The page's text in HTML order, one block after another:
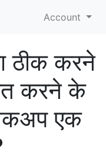
Account
ठीक करने
करने के
एक